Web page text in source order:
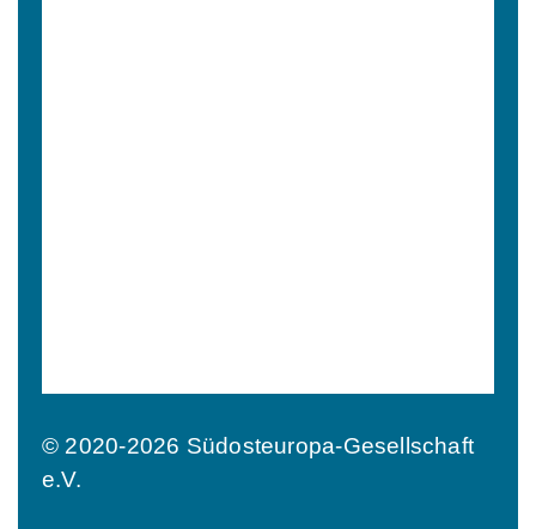
© 2020-2026 Südosteuropa-Gesellschaft
e.V.